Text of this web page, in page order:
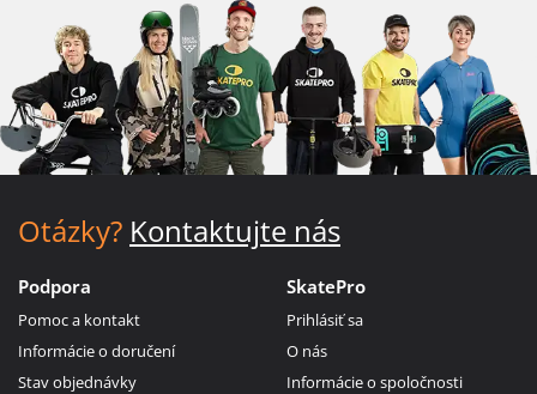
Otázky? Kontaktujte nás
Podpora
Pomoc a kontakt
Informácie o doručení
Stav objednávky
SkatePro
Prihlásiť sa
O nás
Informácie o spoločnosti